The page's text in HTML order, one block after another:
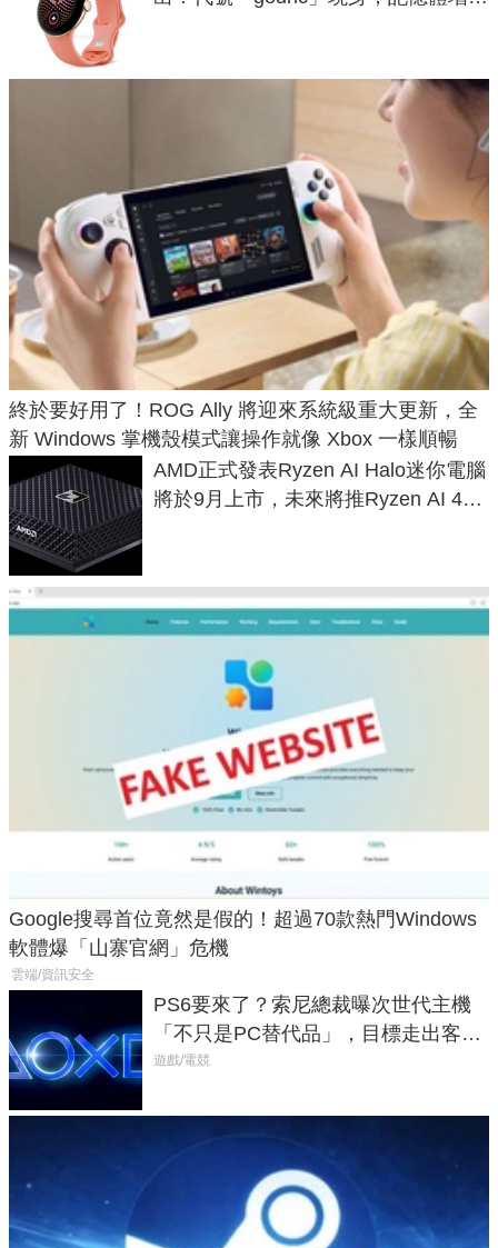
終於要好用了！ROG Ally 將迎來系統級重大更新，全
新 Windows 掌機殼模式讓操作就像 Xbox 一樣順暢
AMD正式發表Ryzen AI Halo迷你電腦
將於9月上市，未來將推Ryzen AI 400
Google搜尋首位竟然是假的！超過70款熱門Windows
軟體爆「山寨官網」危機
雲端/資訊安全
PS6要來了？索尼總裁曝次世代主機
「不只是PC替代品」，目標走出客
廳、進軍電競桌面
遊戲/電競